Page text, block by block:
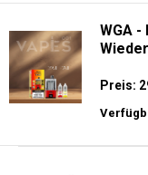
WGA
Preis: